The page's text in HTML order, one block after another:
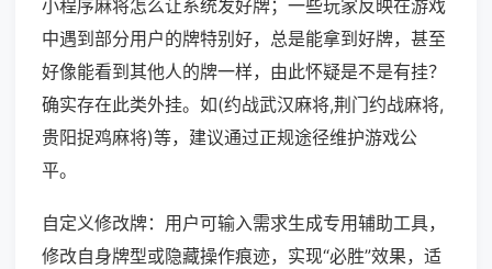
小程序麻将怎么让系统发好牌；一些玩家反映在游戏
中遇到部分用户的牌特别好，总是能拿到好牌，甚至
好像能看到其他人的牌一样，由此怀疑是不是有挂？
确实存在此类外挂。如(约战武汉麻将,荆门约战麻将,
贵阳捉鸡麻将)等，建议通过正规途径维护游戏公
平。
自定义修改牌：用户可输入需求生成专用辅助工具，
修改自身牌型或隐藏操作痕迹，实现“必胜”效果，适